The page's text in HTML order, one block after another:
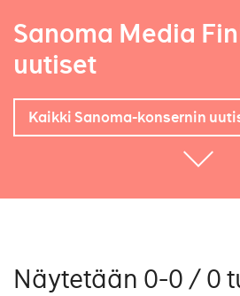
Sanoma Media
uutiset
Kaikki Sanoma-konsernin
Näytetään 0-0 / 0